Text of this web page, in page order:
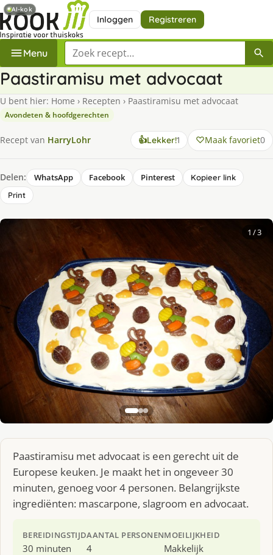
Inloggen Registreren
Menu Zoek een recept
Paastiramisu met advocaat
U bent hier: Home › Recepten › Paastiramisu met advocaat
Avondeten & hoofdgerechten
Recept van HarryLohr 👍Lekker!1 keer
lekker
Maak favoriet0
Delen: WhatsApp Facebook Pinterest
Kopieer link
Print
1 / 3
Paastiramisu met advocaat is een gerecht uit de
Europese keuken. Je maakt het in ongeveer 30
minuten, genoeg voor 4 personen. Belangrijkste
ingrediënten: mascarpone, slagroom en advocaat.
BEREIDINGSTIJD
30 minuten
AANTAL PERSONEN
4
MOEILIJKHEID
Makkelijk
AI-kok